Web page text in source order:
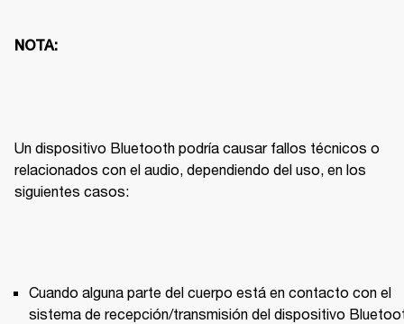
NOTA:
Un dispositivo Bluetooth podría causar fallos técnicos o
relacionados con el audio, dependiendo del uso, en los
siguientes casos:
Cuando alguna parte del cuerpo está en contacto con el
sistema de recepción/transmisión del dispositivo